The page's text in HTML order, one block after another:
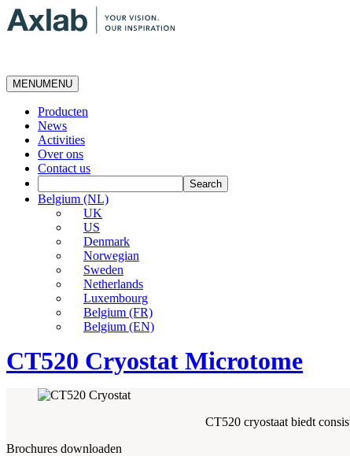
MENUMENU
Producten
News
Activities
Over ons
Contact us
Belgium (NL)
UK
US
Denmark
Norwegian
Sweden
Netherlands
Luxembourg
Belgium (FR)
Belgium (EN)
CT520 Cryostat Microtome
CT520 cryostaat biedt
Brochures downloaden